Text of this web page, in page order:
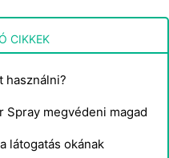
CIKKEK
használni?
Spray megvédeni magad
látogatás okának